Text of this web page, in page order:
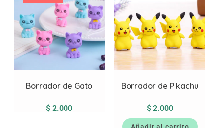
Borrador de Gato
$ 2.000
Borrador de Pikachu
$ 2.000